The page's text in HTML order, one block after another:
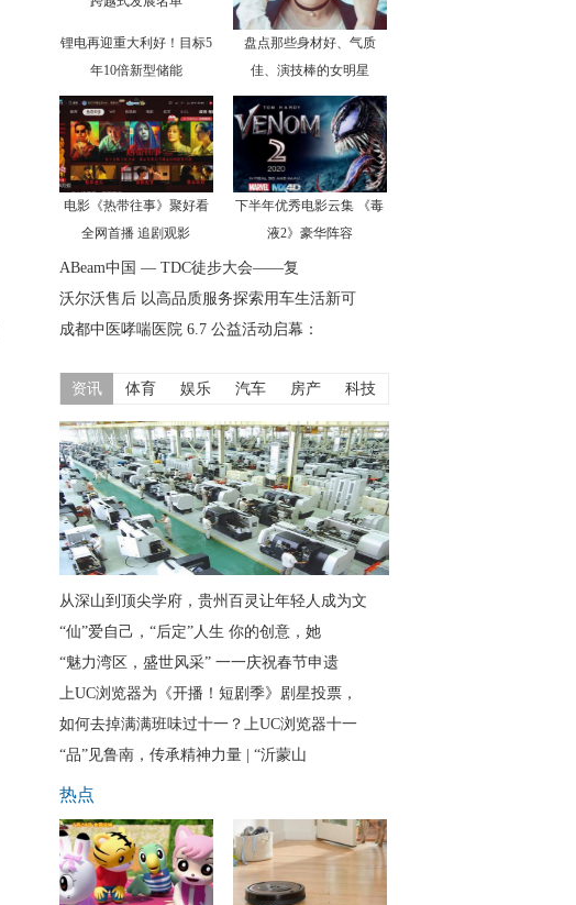
锂电再迎重大利好！目标5
年10倍新型储能
盘点那些身材好、气质
佳、演技棒的女明星
电影《热带往事》聚好看
全网首播 追剧观影
下半年优秀电影云集 《毒
液2》豪华阵容
ABeam中国 — TDC徒步大会——复
沃尔沃售后 以高品质服务探索用车生活新可
成都中医哮喘医院 6.7 公益活动启幕：
资讯 体育 娱乐 汽车 房产 科技
从深山到顶尖学府，贵州百灵让年轻人成为文
“仙”爱自己，“后定”人生 你的创意，她
“魅力湾区，盛世风采” 一一庆祝春节申遗
上UC浏览器为《开播！短剧季》剧星投票，
如何去掉满满班味过十一？上UC浏览器十一
“品”见鲁南，传承精神力量 | “沂蒙山
热点